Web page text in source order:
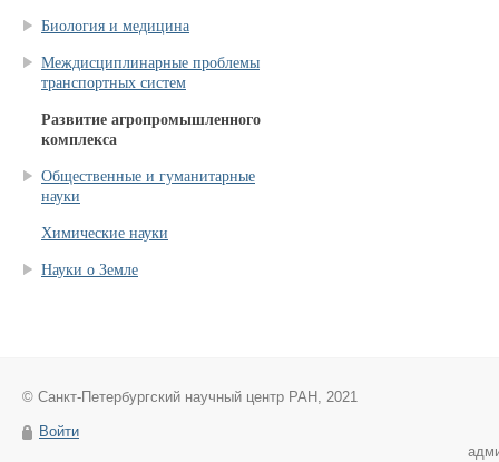
Биология и медицина
Междисциплинарные проблемы
транспортных систем
Развитие агропромышленного
комплекса
Общественные и гуманитарные
науки
Химические науки
Науки о Земле
© Санкт-Петербургский научный центр РАН, 2021
Войти